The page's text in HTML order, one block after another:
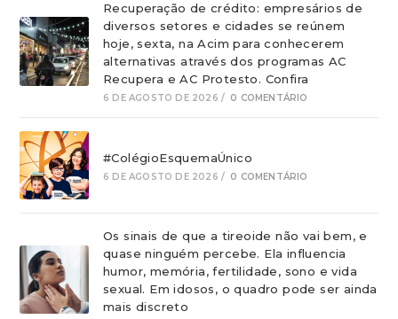
Recuperação de crédito: empresários de
diversos setores e cidades se reúnem
hoje, sexta, na Acim para conhecerem
alternativas através dos programas AC
Recupera e AC Protesto. Confira
6 DE AGOSTO DE 2026 / 0 COMENTÁRIO
#ColégioEsquemaÚnico
6 DE AGOSTO DE 2026 / 0 COMENTÁRIO
Os sinais de que a tireoide não vai bem, e
quase ninguém percebe. Ela influencia
humor, memória, fertilidade, sono e vida
sexual. Em idosos, o quadro pode ser ainda
mais discreto